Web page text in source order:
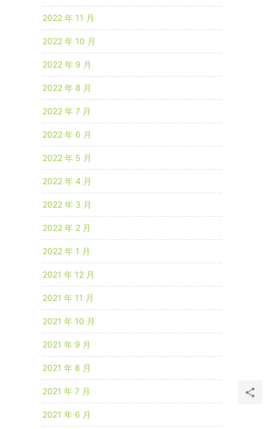
2022 年 11 月
2022 年 10 月
2022 年 9 月
2022 年 8 月
2022 年 7 月
2022 年 6 月
2022 年 5 月
2022 年 4 月
2022 年 3 月
2022 年 2 月
2022 年 1 月
2021 年 12 月
2021 年 11 月
2021 年 10 月
2021 年 9 月
2021 年 8 月
2021 年 7 月
2021 年 6 月